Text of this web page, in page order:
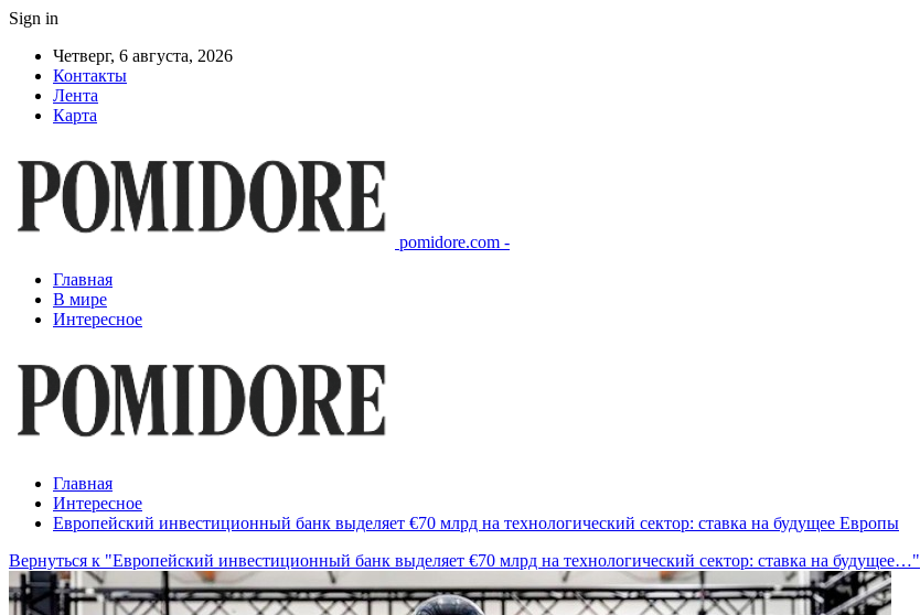
Sign in
Четверг, 6 августа, 2026
Контакты
Лента
Карта
pomidore.com -
Главная
В мире
Интересное
Главная
Интересное
Европейский инвестиционный банк выделяет €70 млрд на технологический сектор: ставка на будущее Европы
Вернуться к "Европейский инвестиционный банк выделяет €70 млрд на технологический сектор: ставка на будущее…"